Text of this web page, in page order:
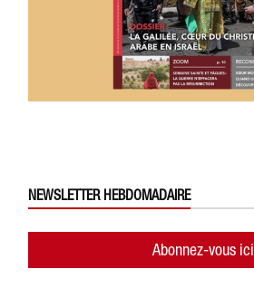
NEWSLETTER HEBDOMADAIRE
Abonnez-vous ici